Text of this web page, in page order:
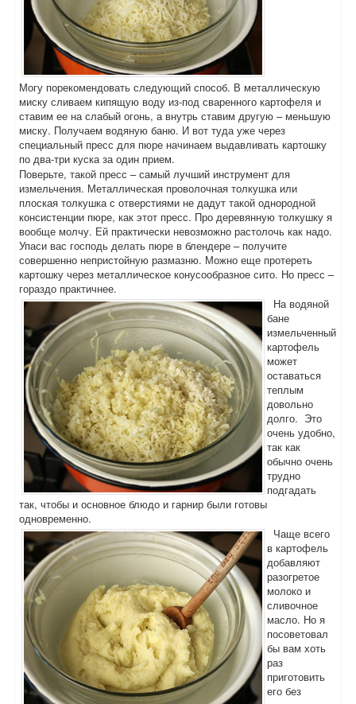
Могу порекомендовать следующий способ. В металлическую
миску сливаем кипящую воду из-под сваренного картофеля и
ставим ее на слабый огонь, а внутрь ставим другую – меньшую
миску. Получаем водяную баню. И вот туда уже через
специальный пресс для пюре начинаем выдавливать картошку
по два-три куска за один прием.
Поверьте, такой пресс – самый лучший инструмент для
измельчения. Металлическая проволочная толкушка или
плоская толкушка с отверстиями не дадут такой однородной
консистенции пюре, как этот пресс. Про деревянную толкушку я
вообще молчу. Ей практически невозможно растолочь как надо.
Упаси вас господь делать пюре в блендере – получите
совершенно непристойную размазню. Можно еще протереть
картошку через металлическое конусообразное сито. Но пресс –
гораздо практичнее.
На водяной
бане
измельченный
картофель
может
оставаться
теплым
довольно
долго. Это
очень удобно,
так как
обычно очень
трудно
подгадать
так, чтобы и основное блюдо и гарнир были готовы
одновременно.
Чаще всего
в картофель
добавляют
разогретое
молоко и
сливочное
масло. Но я
посоветовал
бы вам хоть
раз
приготовить
его без